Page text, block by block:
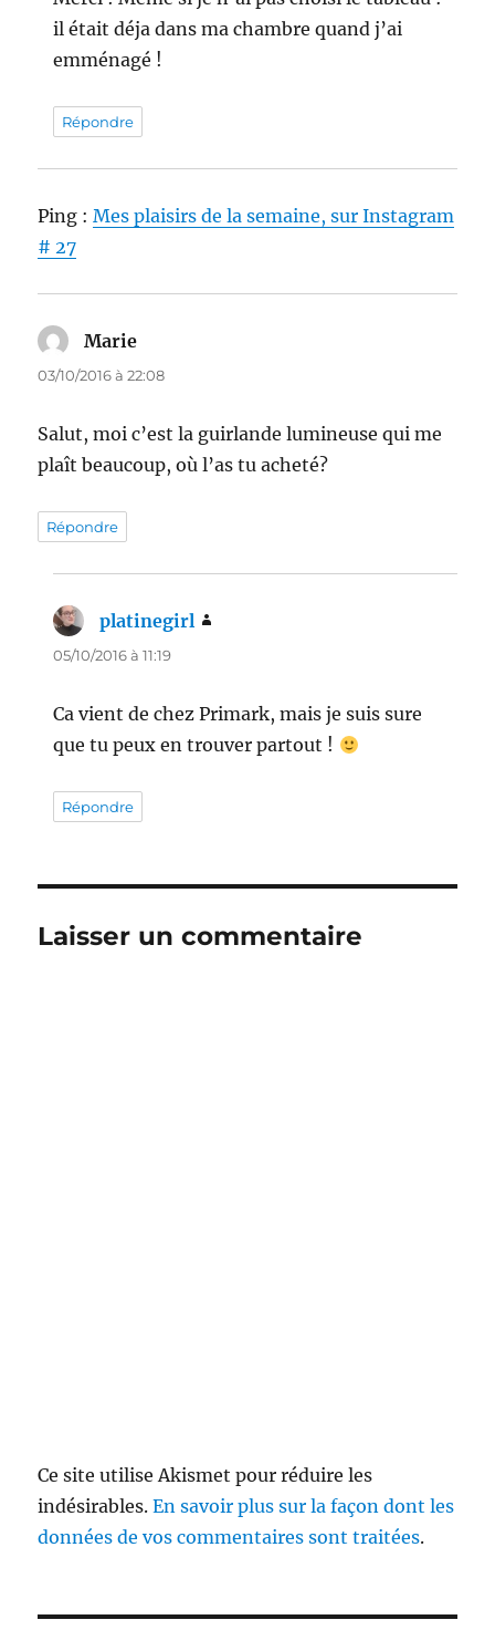
il était déja dans ma chambre quand j’ai
emménagé !
Répondre
Ping :Mes plaisirs de la semaine, sur Instagram
# 27
Marie
03/10/2016 à 22:08
Salut, moi c’est la guirlande lumineuse qui me
plaît beaucoup, où l’as tu acheté?
Répondre
platinegirl
05/10/2016 à 11:19
Ca vient de chez Primark, mais je suis sure
que tu peux en trouver partout !
Répondre
Laisser un commentaire
Ce site utilise Akismet pour réduire les
indésirables.En savoir plus sur la façon dont les
données de vos commentaires sont traitées.